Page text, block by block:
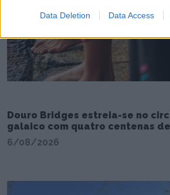
Data Deletion Data Access
Douro Bridges estreia-se no
galaico com quatro centenas
6/08/2026